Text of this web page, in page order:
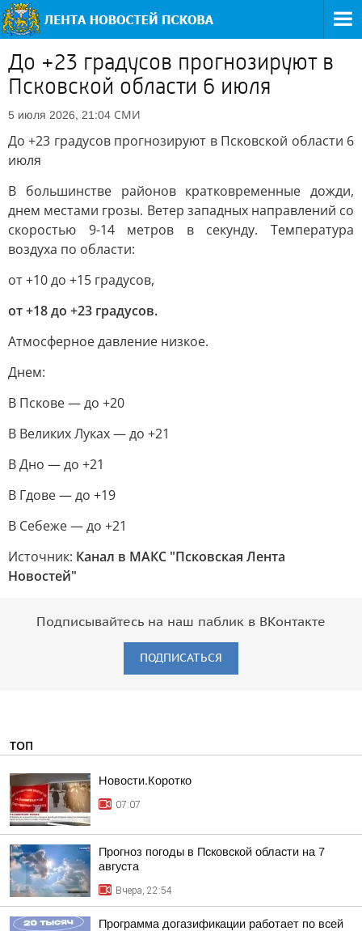
До +23 градусов прогнозируют в
Псковской области 6 июля
5 июля 2026, 21:04 СМИ
До +23 градусов прогнозируют в Псковской области 6
июля
В большинстве районов кратковременные дожди,
днем местами грозы. Ветер западных направлений со
скоростью 9-14 метров в секунду. Температура
воздуха по области:
от +10 до +15 градусов,
от +18 до +23 градусов.
Атмосферное давление низкое.
Днем:
В Пскове — до +20
В Великих Луках — до +21
В Дно — до +21
В Гдове — до +19
В Себеже — до +21
Источник: Канал в МАКС "Псковская Лента
Новостей"
Подписывайтесь на наш паблик в ВКонтакте
ПОДПИСАТЬСЯ
ТОП
Новости.Коротко
07:07
Прогноз погоды в Псковской области на 7
августа
Вчера, 22:54
Программа догазификации работает по всей